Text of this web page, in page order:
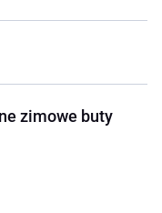
zimowe buty